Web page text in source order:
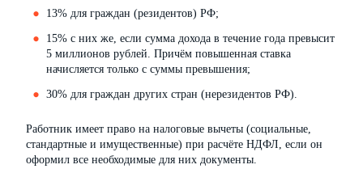
13% для граждан (резидентов) РФ;
15% с них же, если сумма дохода в течение года превысит
5 миллионов рублей. Причём повышенная ставка
начисляется только с суммы превышения;
30% для граждан других стран (нерезидентов РФ).
Работник имеет право на налоговые вычеты (социальные,
стандартные и имущественные) при расчёте НДФЛ, если он
оформил все необходимые для них документы.